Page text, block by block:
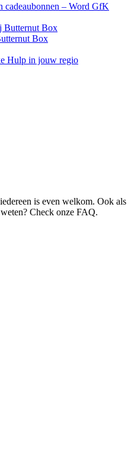
– Word GfK
Butternut Box
Box
Hulp in jouw regio
is even welkom. Ook als
Check onze FAQ.